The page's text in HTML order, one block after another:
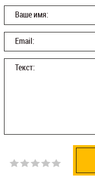
Ваше имя:
Email:
Текст: